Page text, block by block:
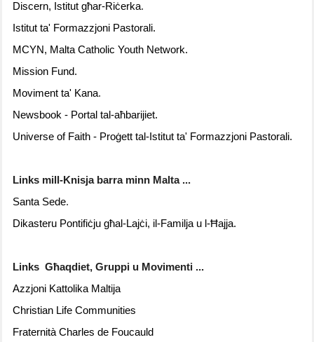
Discern, Istitut għar-Riċerka.
Istitut ta' Formazzjoni Pastorali.
MCYN, Malta Catholic Youth Network.
Mission Fund.
Moviment ta' Kana.
Newsbook - Portal tal-aħbarijiet.
Universe of Faith - Proġett tal-Istitut ta' Formazzjoni Pastorali.
Links mill-Knisja barra minn Malta ...
Santa Sede.
Dikasteru Pontifiċju għal-Lajċi, il-Familja u l-Ħajja.
Links Għaqdiet, Gruppi u Movimenti ...
Azzjoni Kattolika Maltija
Christian Life Communities
Fraternità Charles de Foucauld